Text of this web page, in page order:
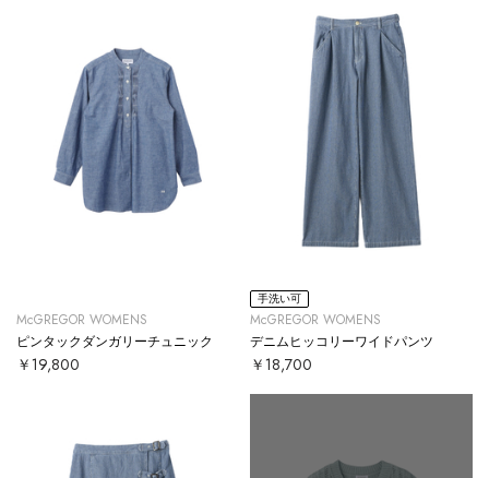
McGREGOR WOMENS
ピンタックダンガリーチュニック
￥19,800
手洗い可
McGREGOR WOMENS
デニムヒッコリーワイドパンツ
￥18,700